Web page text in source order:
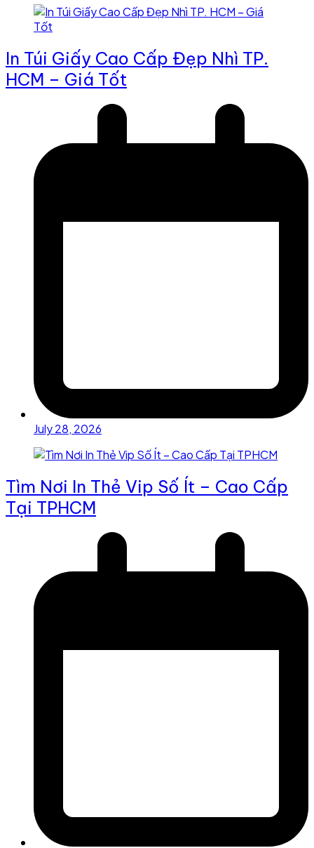
In Túi Giấy Cao Cấp Đẹp Nhì TP.
HCM – Giá Tốt
July 28, 2026
Tìm Nơi In Thẻ Vip Số Ít – Cao Cấp
Tại TPHCM